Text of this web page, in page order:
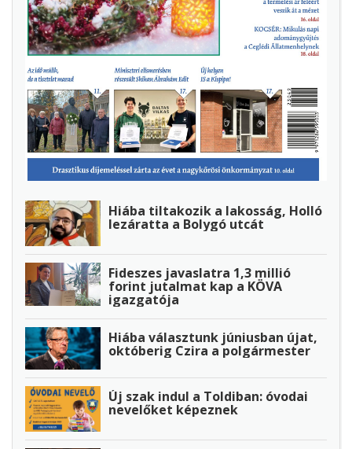
Hiába tiltakozik a lakosság, Holló
lezáratta a Bolygó utcát
Fideszes javaslatra 1,3 millió
forint jutalmat kap a KÖVA
igazgatója
Hiába választunk júniusban újat,
októberig Czira a polgármester
Új szak indul a Toldiban: óvodai
nevelőket képeznek